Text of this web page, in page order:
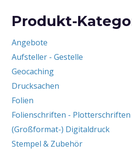
Produkt-
Angebote
Aufsteller - Gestelle
Geocaching
Drucksachen
Folien
Folienschriften - Plotterschriften
(Großformat-) Digitaldruck
Stempel & Zubehör